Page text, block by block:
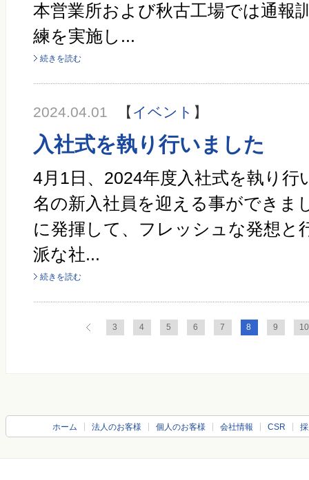
本営業所および秋古工場では通報
練を実施し...
続きを読む
2024.04.01 【 イベント 】
入社式を執り行いました
4月1日、2024年度入社式を執り行
名の新入社員を迎える事ができま
に発揮して、フレッシュな発想と
派な社...
続きを読む
3 4 5 6 7 8 9 10
ホーム 法人のお客様 個人のお客様 会社情報 CSR